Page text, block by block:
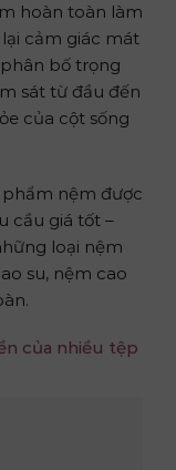
hoàn toàn làm
cảm giác mát
bố trọng
sát từ đầu đến
của cột sống
phẩm nệm được
cầu giá tốt –
loại nệm
su, nệm cao
của nhiều tệp